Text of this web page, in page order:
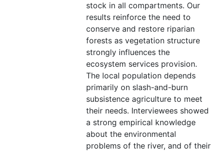
stock in all compartments. Our
results reinforce the need to
conserve and restore riparian
forests as vegetation structure
strongly influences the
ecosystem services provision.
The local population depends
primarily on slash-and-burn
subsistence agriculture to meet
their needs. Interviewees showed
a strong empirical knowledge
about the environmental
problems of the river, and of their